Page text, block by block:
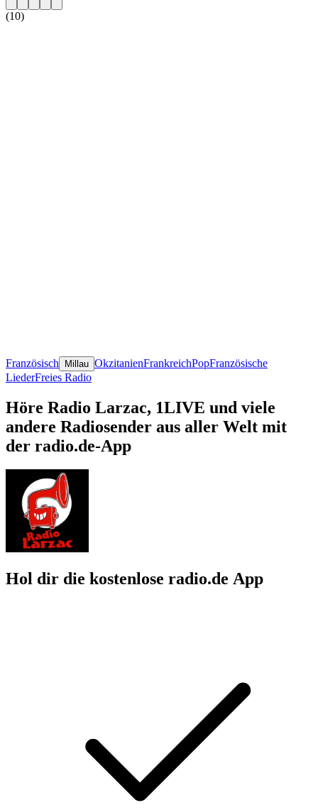
(10)
Französisch Millau OkzitanienFrankreichPopFranzösische
LiederFreies Radio
Höre Radio Larzac, 1LIVE und viele
andere Radiosender aus aller Welt mit
der radio.de-App
Hol dir die kostenlose radio.de App